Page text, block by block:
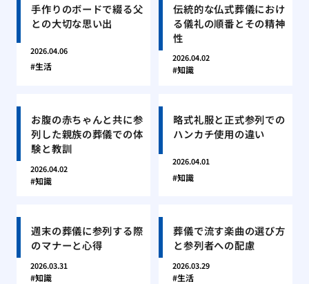
手作りのボードで綴る父
との大切な思い出
2026.04.06
生活
伝統的な仏式葬儀におけ
る儀礼の順番とその精神
性
2026.04.02
知識
お腹の赤ちゃんと共に参
列した親族の葬儀での体
験と教訓
2026.04.02
知識
略式礼服と正式参列での
ハンカチ使用の違い
2026.04.01
知識
週末の葬儀に参列する際
のマナーと心得
2026.03.31
知識
葬儀で流す楽曲の選び方
と参列者への配慮
2026.03.29
生活